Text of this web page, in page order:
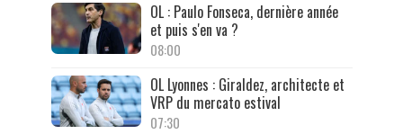
OL : Paulo Fonseca, dernière année
et puis s'en va ?
08:00
OL Lyonnes : Giraldez, architecte et
VRP du mercato estival
07:30